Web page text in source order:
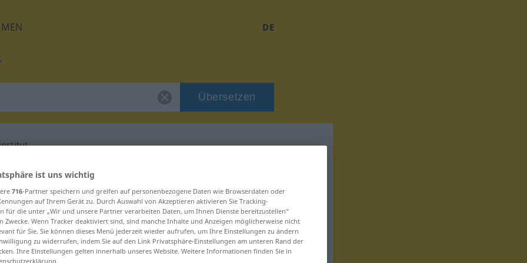
DE
Übersetzen
"Forschungsinstitut"
sächlich
ist uns wichtig
716-Partner speichern und greifen auf personenbezogene Daten wie Browserdaten oder
auf Ihrem Gerät zu. Durch Auswahl von Akzeptieren aktivieren Sie Tracking-
für die unter „Wir und unsere Partner verarbeiten Daten, um Ihnen Dienste bereitzustellen“
Zwecke. Wenn Tracker deaktiviert sind, sind manche Inhalte und Anzeigen möglicherweise nicht
für Sie. Sie können dieses Menü jederzeit wieder aufrufen, um Ihre Einstellungen zu ändern
zu widerrufen, indem Sie auf den Link Privatsphäre-Einstellungen am unteren Rand der
Ihre Einstellungen gelten innerhalb unseres Website. Weitere Informationen finden Sie in